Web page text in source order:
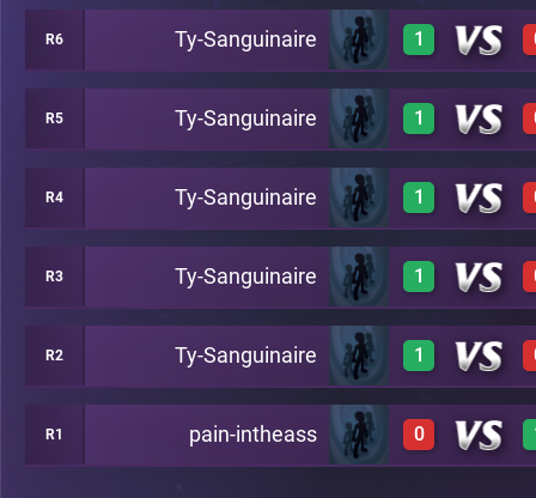
1 C24
R6 Ty-Sanguinaire 1
1 A23
R5 Ty-Sanguinaire 1
1 A22
R4 Ty-Sanguinaire 1
1 A21
R3 Ty-Sanguinaire 1
1 A20
R2 Ty-Sanguinaire 1
1 A19
R1 pain-intheass 0